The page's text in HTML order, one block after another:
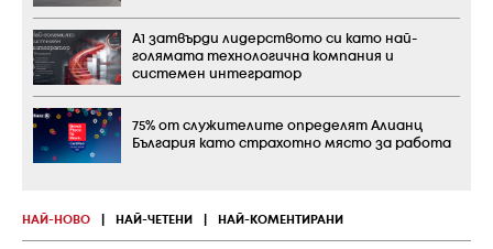
НАЙ-НОВО НАЙ-ЧЕТЕНИ НАЙ-КОМЕНТИРАНИ
А1 затвърди лидерството си като най-
голямата технологична компания и
системен интегратор
75% от служителите определят Алианц
България като страхотно място за работа